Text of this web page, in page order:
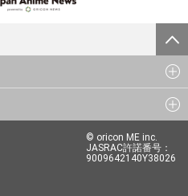
© oricon ME inc.
JASRAC許諾番号：
9009642140Y38026